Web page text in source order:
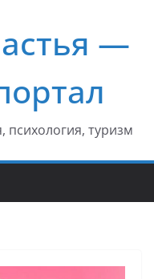
—
психология, туризм